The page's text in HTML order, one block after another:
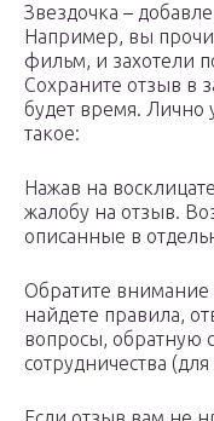
Звездочка –
Например, вы
фильм, и захотели
Сохраните отзыв в
будет время. Лично
такое:
Нажав на
жалобу на отзыв.
описанные в
Обратите
найдете правила,
вопросы, обратную
сотрудничества